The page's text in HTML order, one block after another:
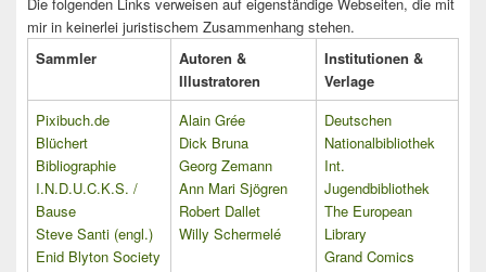
Die folgenden Links verweisen auf eigenständige Webseiten, die mit
mir in keinerlei juristischem Zusammenhang stehen.
Sammler
Autoren &
Illustratoren
Institutionen &
Verlage
Pixibuch.de
Blüchert
Bibliographie
I.N.D.U.C.K.S. /
Bause
Steve Santi (engl.)
Enid Blyton Society
Alain Grée
Dick Bruna
Georg Zemann
Ann Mari Sjögren
Robert Dallet
Willy Schermelé
Deutschen
Nationalbibliothek
Int.
Jugendbibliothek
The European
Library
Grand Comics